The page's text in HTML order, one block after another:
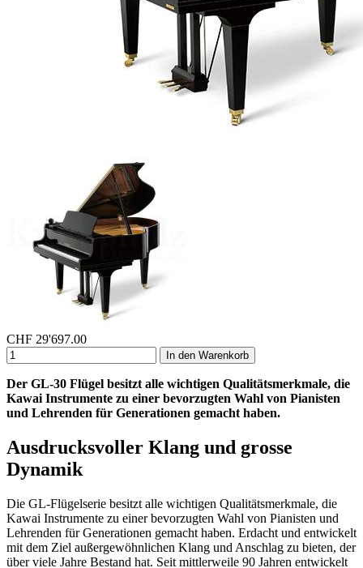
CHF 29'697.00
In den Warenkorb
Der GL-30 Flügel besitzt alle wichtigen Qualitätsmerkmale, die
Kawai Instrumente zu einer bevorzugten Wahl von Pianisten
und Lehrenden für Generationen gemacht haben.
Ausdrucksvoller Klang und grosse
Dynamik
Die GL-Flügelserie besitzt alle wichtigen Qualitätsmerkmale, die
Kawai Instrumente zu einer bevorzugten Wahl von Pianisten und
Lehrenden für Generationen gemacht haben. Erdacht und entwickelt
mit dem Ziel außergewöhnlichen Klang und Anschlag zu bieten, der
über viele Jahre Bestand hat. Seit mittlerweile 90 Jahren entwickelt